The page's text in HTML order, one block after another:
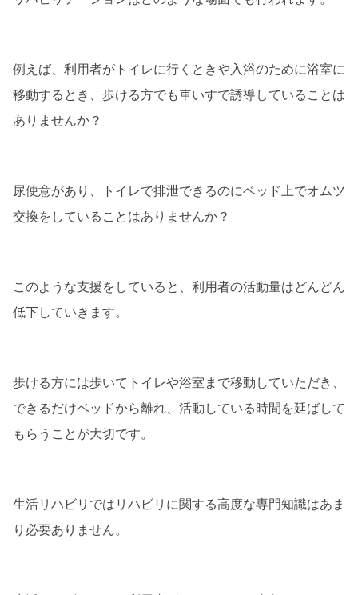
例えば、利用者がトイレに行くときや入浴のために浴室に
移動するとき、歩ける方でも車いすで誘導していることは
ありませんか？
尿便意があり、トイレで排泄できるのにベッド上でオムツ
交換をしていることはありませんか？
このような支援をしていると、利用者の活動量はどんどん
低下していきます。
歩ける方には歩いてトイレや浴室まで移動していただき、
できるだけベッドから離れ、活動している時間を延ばして
もらうことが大切です。
生活リハビリではリハビリに関する高度な専門知識はあま
り必要ありません。